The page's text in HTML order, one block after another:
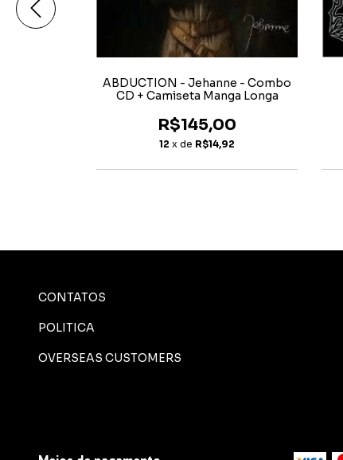
ABDUCTION - Jehanne - Combo
CD + Camiseta Manga Longa
R$145,00
12 x de R$14,92
CONTATOS
POLITICA
OVERSEAS CUSTOMERS